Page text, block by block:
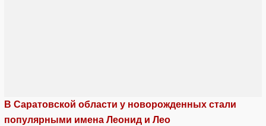
В Саратовской области у новорожденных стали
популярными имена Леонид и Лео